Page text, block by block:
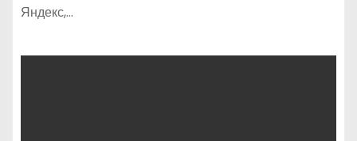
Яндекс,…